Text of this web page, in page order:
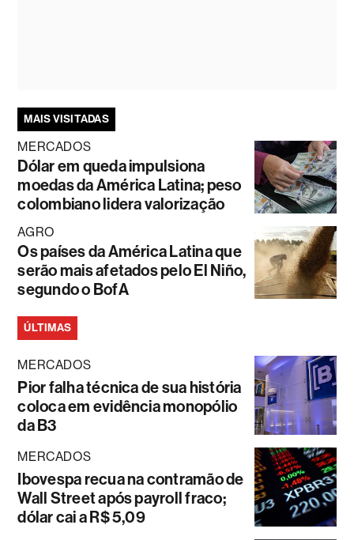
MAIS VISITADAS
MERCADOS
Dólar em queda impulsiona
moedas da América Latina; peso
colombiano lidera valorização
AGRO
Os países da América Latina que
serão mais afetados pelo El Niño,
segundo o BofA
ÚLTIMAS
MERCADOS
Pior falha técnica de sua história
coloca em evidência monopólio
da B3
MERCADOS
Ibovespa recua na contramão de
Wall Street após payroll fraco;
dólar cai a R$ 5,09